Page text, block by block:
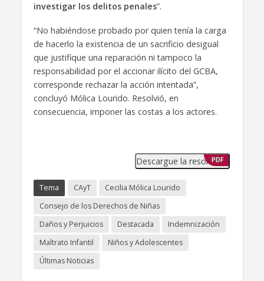
investigar los delitos penales”.
“No habiéndose probado por quien tenía la carga
de hacerlo la existencia de un sacrificio desigual
que justifique una reparación ni tampoco la
responsabilidad por el accionar ilícito del GCBA,
corresponde rechazar la acción intentada”,
concluyó Mólica Lourido. Resolvió, en
consecuencia, imponer las costas a los actores.
Descargue la resolución
PDF
Tema CAyT
Cecilia Mólica Lourido
Consejo de los Derechos de Niñas
Daños y Perjuicios
Destacada
Indemnización
Maltrato Infantil
Niños y Adolescentes
Últimas Noticias